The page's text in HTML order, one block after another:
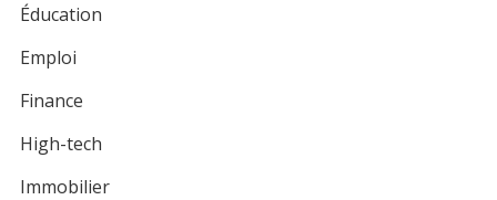
Éducation
Emploi
Finance
High-tech
Immobilier